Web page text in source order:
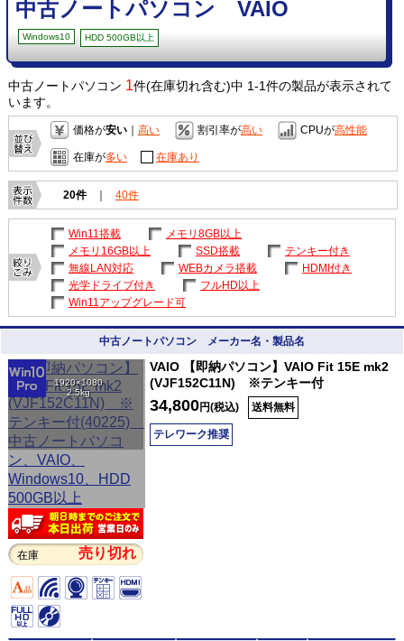
中古ノートパソコン VAIO
Windows10 HDD 500GB以上
中古ノートパソコン 1件(在庫切れ含む)中 1-1件の製品が表示されて
います。
価格が安い｜ 高い 割引率が高い CPUが高性能
在庫が多い 在庫あり
20件 ｜ 40件
Win11搭載
メモリ8GB以上
メモリ16GB以上
SSD搭載
テンキー付き
無線LAN対応
WEBカメラ搭載
HDMI付き
光学ドライブ付き
フルHD以上
Win11アップグレード可
中古ノートパソコン メーカー名・製品名
1920×1080
2.5kg
在庫 売り切れ
VAIO 【即納パソコン】VAIO Fit 15E mk2
(VJF152C11N) ※テンキー付
34,800円(税込) 送料無料
テレワーク推奨